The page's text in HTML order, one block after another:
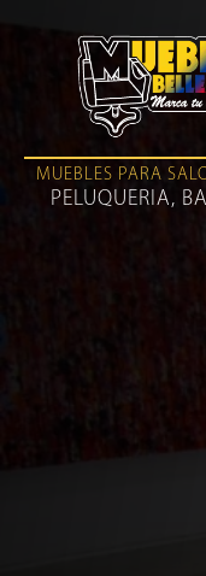
MUEBLES PARA
PELUQUERIA,